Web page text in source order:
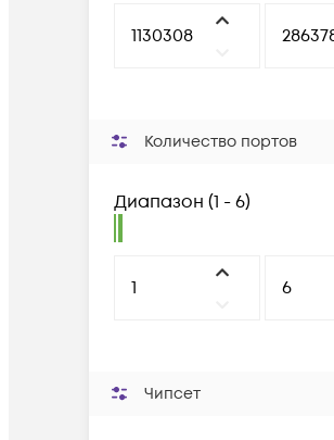
Количество портов
Диапазон (1 - 6)
Чипсет